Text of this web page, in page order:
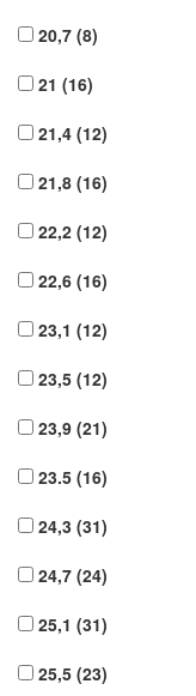
20,7 (8)
21 (16)
21,4 (12)
21,8 (16)
22,2 (12)
22,6 (16)
23,1 (12)
23,5 (12)
23,9 (21)
23.5 (16)
24,3 (31)
24,7 (24)
25,1 (31)
25,5 (23)